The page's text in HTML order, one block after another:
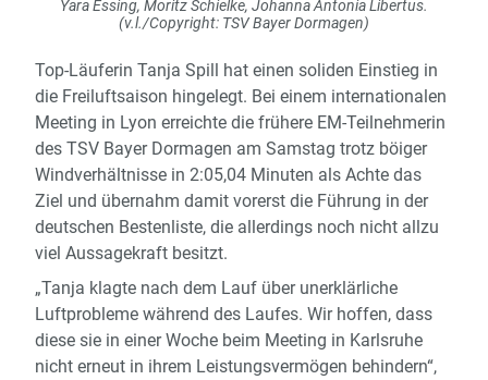
Yara Essing, Moritz Schielke, Johanna Antonia Libertus.
(v.l./Copyright: TSV Bayer Dormagen)
Top-Läuferin Tanja Spill hat einen soliden Einstieg in
die Freiluftsaison hingelegt. Bei einem internationalen
Meeting in Lyon erreichte die frühere EM-Teilnehmerin
des TSV Bayer Dormagen am Samstag trotz böiger
Windverhältnisse in 2:05,04 Minuten als Achte das
Ziel und übernahm damit vorerst die Führung in der
deutschen Bestenliste, die allerdings noch nicht allzu
viel Aussagekraft besitzt.
„Tanja klagte nach dem Lauf über unerklärliche
Luftprobleme während des Laufes. Wir hoffen, dass
diese sie in einer Woche beim Meeting in Karlsruhe
nicht erneut in ihrem Leistungsvermögen behindern“,